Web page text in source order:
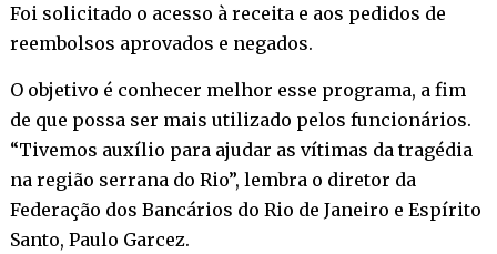
Foi solicitado o acesso à receita e aos pedidos de
reembolsos aprovados e negados.
O objetivo é conhecer melhor esse programa, a fim
de que possa ser mais utilizado pelos funcionários.
“Tivemos auxílio para ajudar as vítimas da tragédia
na região serrana do Rio”, lembra o diretor da
Federação dos Bancários do Rio de Janeiro e Espírito
Santo, Paulo Garcez.